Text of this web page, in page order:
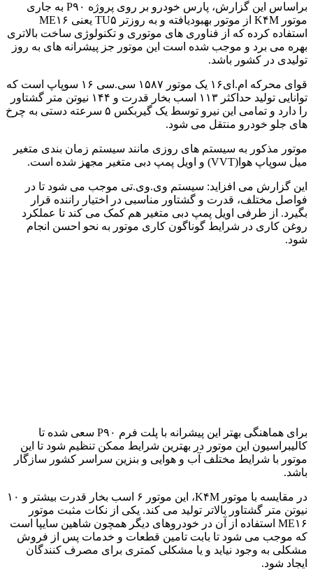
براساس این گزارش، پارس خودرو بر روی پروژه P۹۰ به جاری
موتور K۴M از موتور بهبودیافته و به روزتر TU۵ یعنی ME۱۶
استفاده کرده که از فناوری های موتوری و تکنولوژی ساخت بالاتری
بهره می برد و موجب شده است این موتور جز پیشرانه های به روز
تولیدی در کشور باشد.
قوای محرکه ام.ای۱۶ یک موتور ۱۵۸۷ سی.سی ۱۶ سوپاپ است که
توانایی تولید حداکثر ۱۱۳ اسب بخار قدرت و ۱۴۴ نیوتن متر گشتاور
را دارد و تمامی این نیرو توسط یک گیربکس ۵ سرعته دستی به چرخ
های جلو خودرو منتقل می شود.
موتور مذکور به سیستم های روزی مانند سیستم زمان بندی متغیر
میل سوپاپ هوا(VVT) و اویل پمپ دبی متغیر مجهز شده است.
این گزارش می افزاید: سیستم وی.وی.تی موجب می شود تا در
فواصل مختلف، قدرت و گشتاور مناسبی در اختیار راننده قرار
بگیرد. از طرفی اویل پمپ دبی متغیر هم کمک می کند تا عملکرد
روغن کاری در شرایط گوناگون کاری موتور به نحو احسن انجام
شود.
برای هماهنگی بهتر این پیشرانه با پلت فرم P۹۰ سعی شده تا
کالیبراسیون این موتور در بهترین شرایط ممکن تنظیم شود تا این
موتور با شرایط مختلف آب و هوایی و بنزین سراسر کشور سازگار
باشد.
در مقایسه با موتور K۴M، این موتور ۶ اسب بخار قدرت بیشتر و ۱۰
نیوتن متر گشتاور بالاتر تولید می کند. یکی از نکات مثبت موتور
ME۱۶ استفاده از آن در خودروهای دیگر همچون شاهین سایپا است
که موجب می شود تا بابت تامین قطعات و خدمات پس از فروش
مشکلی به وجود نیاید و یا مشکلی کمتری برای مصرف کنندگان
ایجاد شود.